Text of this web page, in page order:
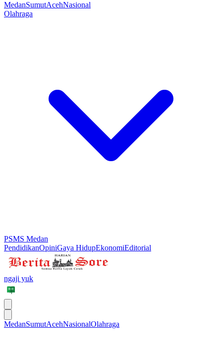
MedanSumutAcehNasional
Olahraga
PSMS Medan
PendidikanOpiniGaya HidupEkonomiEditorial
ngaji yuk
MedanSumutAcehNasionalOlahraga